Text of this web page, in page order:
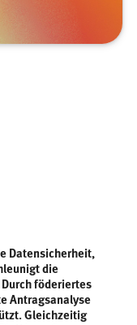
Datensicherheit,
die
föderiertes
Antragsanalyse
Gleichzeitig